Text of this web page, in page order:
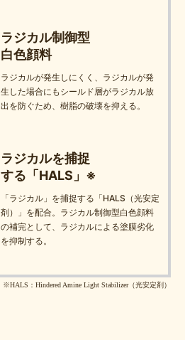
ラジカル制御型
白色顔料
ラジカルが発生しにくく、ラジカルが発
生した場合にもシールド層がラジカル放
出を防ぐため、樹脂の破壊を抑える。
ラジカルを捕捉
する「HALS」※
「ラジカル」を捕捉する「HALS（光安定
剤）」を配合。ラジカル制御型白色顔料
の補完として、ラジカルによる塗膜劣化
を抑制する。
※HALS：Hindered Amine Light Stabilizer（光安定剤）